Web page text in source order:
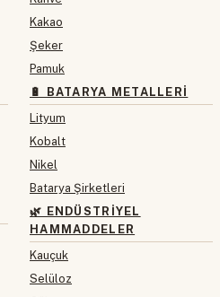
Kakao
Şeker
Pamuk
🔋 BATARYA METALLERI
Lityum
Kobalt
Nikel
Batarya Şirketleri
🌿 ENDÜSTRIYEL
HAMMADDELER
Kauçuk
Selüloz